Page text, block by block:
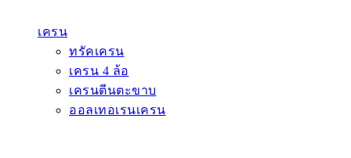
เครน
ทรัคเครน
เครน 4 ล้อ
เครนตีนตะขาบ
ออลเทอเรนเครน